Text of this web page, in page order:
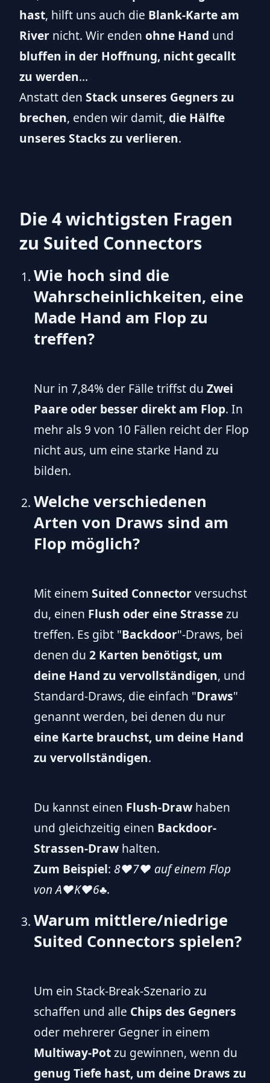
hast, hilft uns auch die Blank-Karte am
River nicht. Wir enden ohne Hand und
bluffen in der Hoffnung, nicht gecallt
zu werden...
Anstatt den Stack unseres Gegners zu
brechen, enden wir damit, die Hälfte
unseres Stacks zu verlieren.
Die 4 wichtigsten Fragen
zu Suited Connectors
Wie hoch sind die
Wahrscheinlichkeiten, eine
Made Hand am Flop zu
treffen?
Nur in 7,84% der Fälle triffst du Zwei
Paare oder besser direkt am Flop. In
mehr als 9 von 10 Fällen reicht der Flop
nicht aus, um eine starke Hand zu
bilden.
Welche verschiedenen
Arten von Draws sind am
Flop möglich?
Mit einem Suited Connectorversuchst
du, einen Flush oder eine Strassezu
treffen. Es gibt "Backdoor"-Draws, bei
denen du 2 Karten benötigst, um
deine Hand zu vervollständigen, und
Standard-Draws, die einfach "Draws"
genannt werden, bei denen du nur
eine Karte brauchst, um deine Hand
zu vervollständigen.
Du kannst einen Flush-Draw haben
und gleichzeitig einen Backdoor-
Strassen-Draw halten.
Zum Beispiel: 8♥7♥ auf einem Flop
von A♥K♥6♣.
Warum mittlere/niedrige
Suited Connectors spielen?
Um ein Stack-Break-Szenario zu
schaffen und alle Chips des Gegners
oder mehrerer Gegner in einem
Multiway-Potzu gewinnen, wenn du
genug Tiefe hast, um deine Draws zu